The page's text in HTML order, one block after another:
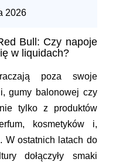
2026
Bull: Czy napoje
w liquidach?
poza swoje
gumy balonowej czy
tylko z produktów
kosmetyków i,
W ostatnich latach do
dołączyły smaki